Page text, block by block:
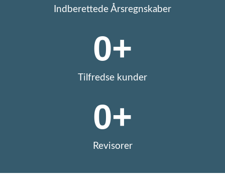
Indberettede Årsregnskaber
Tilfredse kunder
0+
Revisorer
0+